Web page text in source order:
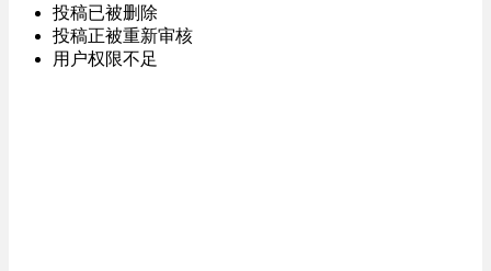
投稿已被删除
投稿正被重新审核
用户权限不足